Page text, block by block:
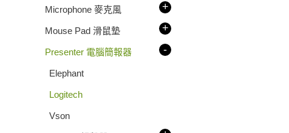
Microphone 麥克風 +
Mouse Pad 滑鼠墊 +
Presenter 電腦簡報器 -
Elephant
Logitech
Vson